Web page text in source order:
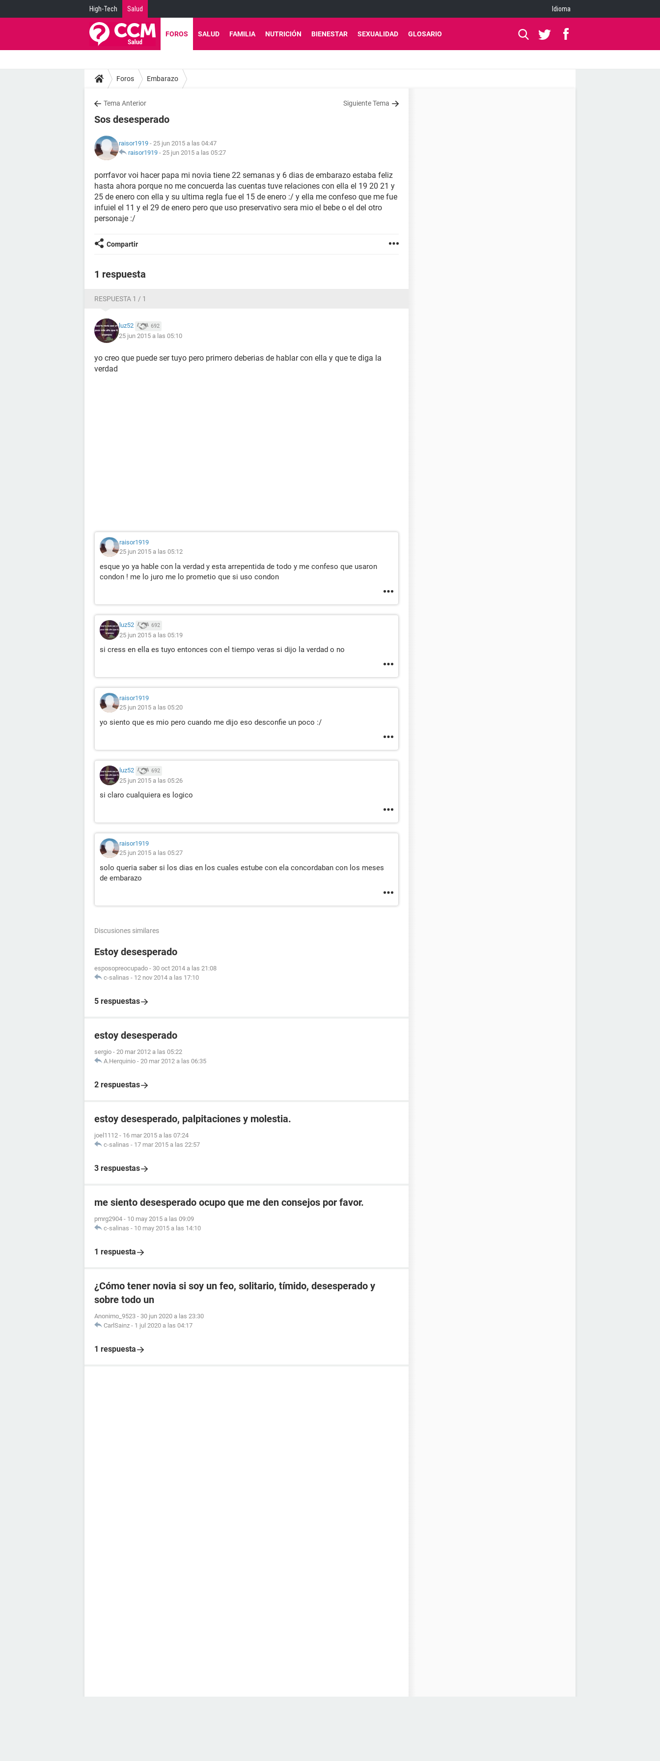
High-Tech Salud Idioma
FOROS SALUD FAMILIA NUTRICIÓN BIENESTAR SEXUALIDAD GLOSARIO
Foros Embarazo
Tema Anterior Siguiente Tema
Sos desesperado
raisor1919 - 25 jun 2015 a las 04:47
raisor1919 - 25 jun 2015 a las 05:27
porrfavor voi hacer papa mi novia tiene 22 semanas y 6 dias de embarazo estaba feliz
hasta ahora porque no me concuerda las cuentas tuve relaciones con ella el 19 20 21 y
25 de enero con ella y su ultima regla fue el 15 de enero :/ y ella me confeso que me fue
infuiel el 11 y el 29 de enero pero que uso preservativo sera mio el bebe o el del otro
personaje :/
Compartir
1 respuesta
RESPUESTA 1 / 1
luz52 692
25 jun 2015 a las 05:10
yo creo que puede ser tuyo pero primero deberias de hablar con ella y que te diga la
verdad
raisor1919
25 jun 2015 a las 05:12
esque yo ya hable con la verdad y esta arrepentida de todo y me confeso que usaron
condon ! me lo juro me lo prometio que si uso condon
luz52 692
25 jun 2015 a las 05:19
si cress en ella es tuyo entonces con el tiempo veras si dijo la verdad o no
raisor1919
25 jun 2015 a las 05:20
yo siento que es mio pero cuando me dijo eso desconfie un poco :/
luz52 692
25 jun 2015 a las 05:26
si claro cualquiera es logico
raisor1919
25 jun 2015 a las 05:27
solo queria saber si los dias en los cuales estube con ela concordaban con los meses
de embarazo
Discusiones similares
Estoy desesperado
esposopreocupado - 30 oct 2014 a las 21:08
c-salinas - 12 nov 2014 a las 17:10
5 respuestas
estoy desesperado
sergio - 20 mar 2012 a las 05:22
A.Herquinio - 20 mar 2012 a las 06:35
2 respuestas
estoy desesperado, palpitaciones y molestia.
joel1112 - 16 mar 2015 a las 07:24
c-salinas - 17 mar 2015 a las 22:57
3 respuestas
me siento desesperado ocupo que me den consejos por favor.
pmrg2904 - 10 may 2015 a las 09:09
c-salinas - 10 may 2015 a las 14:10
1 respuesta
¿Cómo tener novia si soy un feo, solitario, tímido, desesperado y
sobre todo un
Anonimo_9523 - 30 jun 2020 a las 23:30
CarlSainz - 1 jul 2020 a las 04:17
1 respuesta